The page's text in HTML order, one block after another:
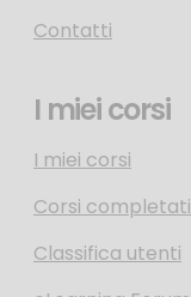
Contatti
I miei corsi
I miei corsi
Corsi completati
Classifica utenti